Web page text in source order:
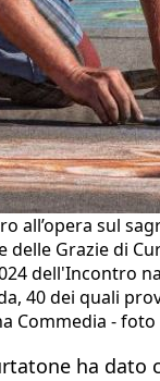
all’opera sul
delle Grazie di
dell'Incontro
40 dei quali
Commedia -
ha dato